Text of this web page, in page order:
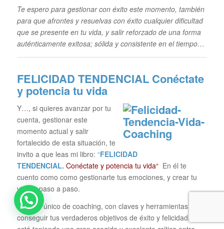
Te espero para gestionar con éxito este momento, también
para que afrontes y resuelvas con éxito cualquier dificultad
que se presente en tu vida, y salir reforzado de una forma
auténticamente exitosa; sólida y consistente en el tiempo…
FELICIDAD TENDENCIAL Conéctate
y potencia tu vida
Y…, si quieres avanzar por tu
cuenta, gestionar este
momento actual y salir
fortalecido de esta situación, te
invito a que leas mi libro: “FELICIDAD
TENDENCIAL. Conéctate y potencia tu vida“ En él te
cuento como como gestionarte tus emociones, y crear tu
visión, paso a paso.
Un libro único de coaching, con claves y herramientas para
conseguir tus verdaderos objetivos de éxito y felicidad, que